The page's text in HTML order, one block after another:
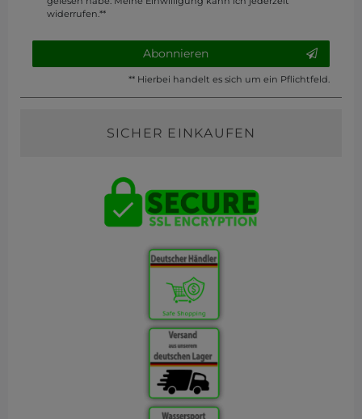
widerrufen.**
Abonnieren
** Hierbei handelt es sich um ein Pflichtfeld.
SICHER EINKAUFEN